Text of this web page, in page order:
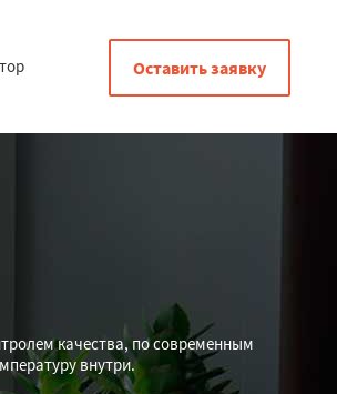
Оставить заявку
качества, по современным
внутри.